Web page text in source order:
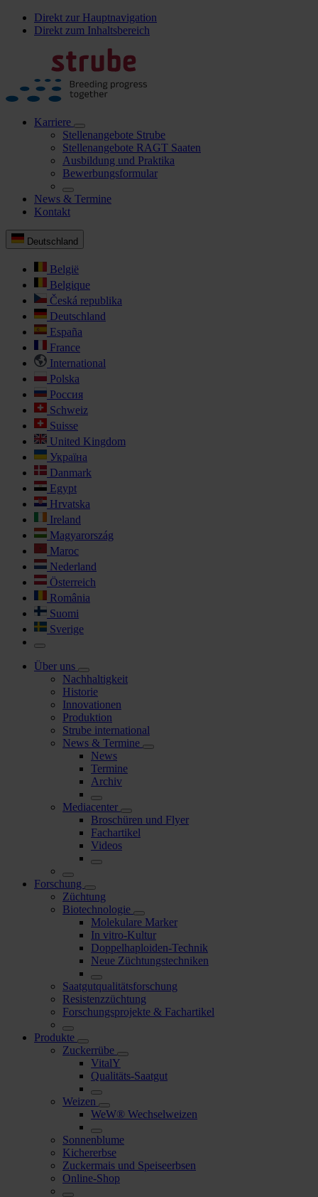
Direkt zur Hauptnavigation
Direkt zum Inhaltsbereich
Karriere
Stellenangebote Strube
Stellenangebote RAGT Saaten
Ausbildung und Praktika
Bewerbungsformular
News & Termine
Kontakt
Deutschland
België
Belgique
Česká republika
Deutschland
España
France
International
Polska
Россия
Schweiz
Suisse
United Kingdom
Україна
Danmark
Egypt
Hrvatska
Ireland
Magyarország
Maroc
Nederland
Österreich
România
Suomi
Sverige
Über uns
Nachhaltigkeit
Historie
Innovationen
Produktion
Strube international
News & Termine
News
Termine
Archiv
Mediacenter
Broschüren und Flyer
Fachartikel
Videos
Forschung
Züchtung
Biotechnologie
Molekulare Marker
In vitro-Kultur
Doppelhaploiden-Technik
Neue Züchtungstechniken
Saatgutqualitätsforschung
Resistenzzüchtung
Forschungsprojekte & Fachartikel
Produkte
Zuckerrübe
VitalY
Qualitäts-Saatgut
Weizen
WeW® Wechselweizen
Sonnenblume
Kichererbse
Zuckermais und Speiseerbsen
Online-Shop